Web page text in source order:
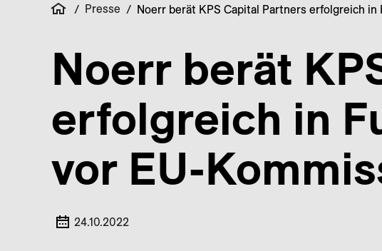
/ Presse / Noerr berät KPS Capital Partners erfolgreich
Noerr berät
erfolgreich in
vor EU-
24.10.2022